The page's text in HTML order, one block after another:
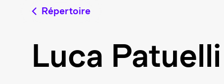
Répertoire
Luca Patuelli